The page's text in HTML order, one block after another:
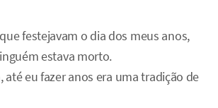
festejavam o dia dos meus anos,
estava morto.
até eu fazer anos era uma tradição de